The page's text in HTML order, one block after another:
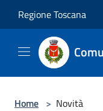
Regione Toscana
Home > Novità